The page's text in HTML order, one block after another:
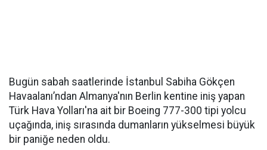
Bugün sabah saatlerinde İstanbul Sabiha Gökçen
Havaalanı’ndan Almanya'nın Berlin kentine iniş yapan
Türk Hava Yolları'na ait bir Boeing 777-300 tipi yolcu
uçağında, iniş sırasında dumanların yükselmesi büyük
bir paniğe neden oldu.